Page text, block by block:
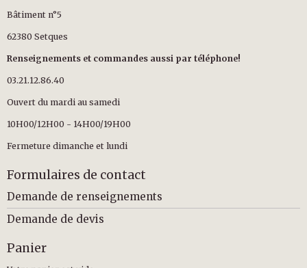
Bâtiment n°5
62380 Setques
Renseignements et commandes aussi par téléphone!
03.21.12.86.40
Ouvert du mardi au samedi
10H00/12H00 - 14H00/19H00
Fermeture dimanche et lundi
Formulaires de contact
Demande de renseignements
Demande de devis
Panier